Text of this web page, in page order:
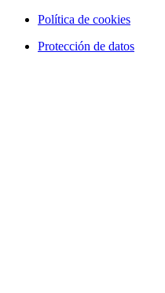
Política de cookies
Protección de datos